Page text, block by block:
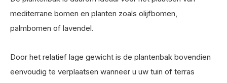
mediterrane bomen en planten zoals olijfbomen,
palmbomen of lavendel.
Door het relatief lage gewicht is de plantenbak bovendien
eenvoudig te verplaatsen wanneer u uw tuin of terras